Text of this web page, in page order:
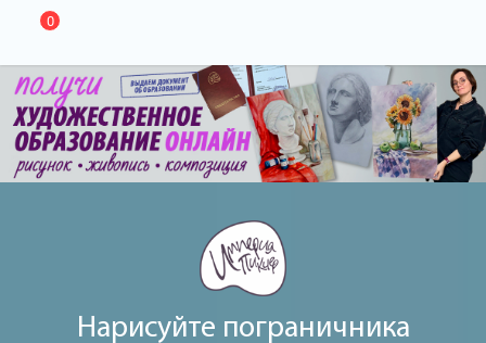
0
Нарисуйте пограничника